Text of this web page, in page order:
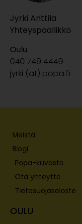
Jyrki Anttila
Yhteyspäällikkö
Oulu
040 749 4449
jyrki (at) popa.fi
Meistä
Blogi
Popa-kuvasto
Ota yhteyttä
Tietosuojaseloste
OULU